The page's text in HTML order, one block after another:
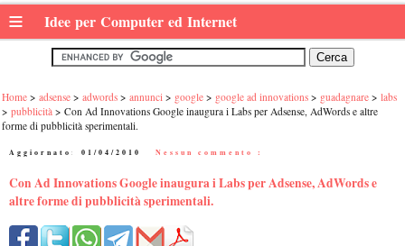
≡ Idee per Computer ed Internet
Home adsense adwords annunci google google ad innovations guadagnare
labs
pubblicità
Con Ad Innovations Google inaugura i Labs per Adsense, AdWords e altre
forme di pubblicità sperimentali.
Aggiornato: 01/04/2010 Nessun commento :
Con Ad Innovations Google inaugura i Labs per Adsense, AdWords e
altre forme di pubblicità sperimentali.